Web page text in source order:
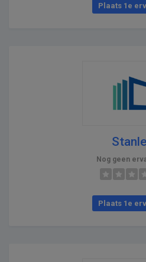
Plaats 1e
Nog geen
Plaats 1e